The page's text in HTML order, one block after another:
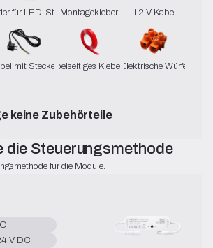
für LED-StreifenMontagekleber 12 V Kabel
mit SteckerDoppelseitiges KlebebandElektrische Würfel
keine Zubehörteile
die Steuerungsmethode
für die Module.
V DC